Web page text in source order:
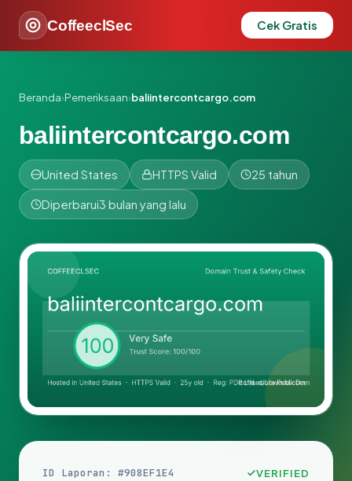
CoffeeclSec Cek Gratis
Beranda›Pemeriksaan›baliintercontcargo.com
baliintercontcargo.com
United States HTTPS Valid 25 tahun
Diperbarui3 bulan yang lalu
ID Laporan: #908EF1E4 VERIFIED